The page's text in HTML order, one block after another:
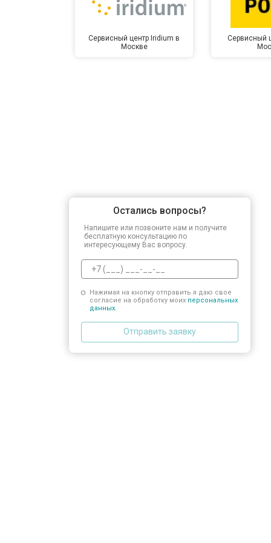
Прошивка BIOS
Сервисный центр Iridium в
Москве
Сервисный
Остались вопросы?
Напишите или позвоните нам и получите
бесплатную консультацию по
интересующему Вас вопросу.
Нажимая на кнопку отправить я даю свое
согласие на обработку моих персональных
данных.
Отправить заявку